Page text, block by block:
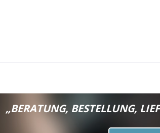
„BERATUNG, BESTELLUNG,